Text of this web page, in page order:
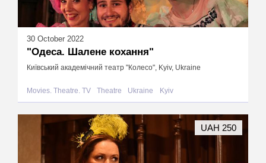
30 October 2022
"Одеса. Шалене кохання"
Київський академічний театр "Колесо", Kyiv, Ukraine
Movies. Theatre. TV Theatre Ukraine Kyiv
UAH 250